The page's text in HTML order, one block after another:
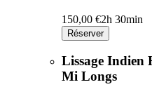
150,00 €2h 30min
Réserver
Lissage Indien
Mi Longs